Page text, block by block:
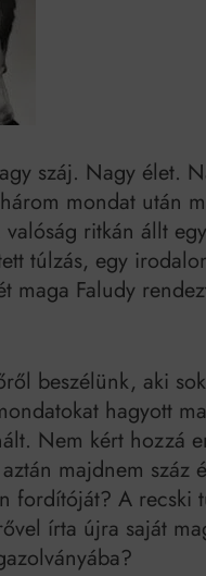
Ingatlanpiaci szakértők szerint
Bitumenes
száj. Nagy élet.
mondat után
ritkán állt
túlzás, egy
maga Faludy
beszélünk, aki
hagyott
Nem kért hozzá
majdnem száz
fordítóját? A recski
írta újra saját